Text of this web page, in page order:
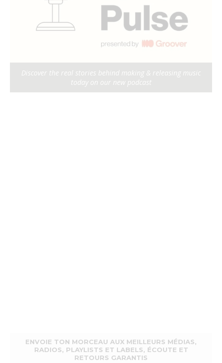
Discover the real stories behind making & releasing music
today on our new podcast
ENVOIE TON MORCEAU AUX MEILLEURS MÉDIAS,
RADIOS, PLAYLISTS ET LABELS, ÉCOUTE ET
RETOURS GARANTIS